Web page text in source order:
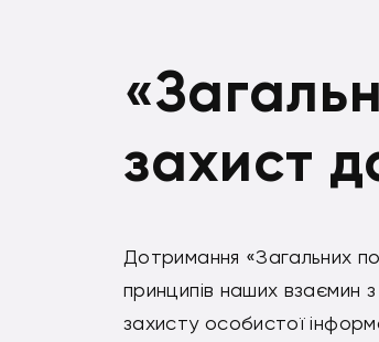
захист
Дотримання «Загальних
принципів наших взаємин
захисту особистої